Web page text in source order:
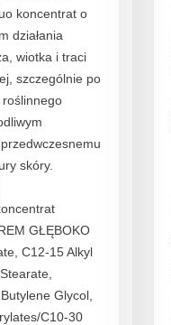
koncentrat o
działania
wiotka i traci
szczególnie po
skóry.
GŁĘBOKO
C12-15 Alkyl
Glycol,
C10-30